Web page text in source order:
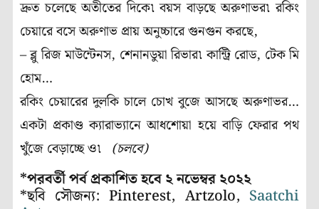
দ্রুত চলেছে অতীতের দিকে৷ বয়স বাড়ছে অরুণাভর৷ রকিং
চেয়ারে বসে অরুণাভ প্রায় অনুচ্চারে গুনগুন করছে,
– ব্লু রিজ মাউন্টেনস, শেনানডুয়া রিভার৷ কান্ট্রি রোড, টেক মি
হোম…
রকিং চেয়ারের দুলকি চালে চোখ বুজে আসছে অরুণাভর…
একটা প্রকাণ্ড ক্যারাভ্যানে আধশোয়া হয়ে বাড়ি ফেরার পথ
খুঁজে বেড়াচ্ছে ও৷ (চলবে)
*পরবর্তী পর্ব প্রকাশিত হবে ২ নভেম্বর ২০২২
*ছবি সৌজন্য: Pinterest, Artzolo, Saatchi